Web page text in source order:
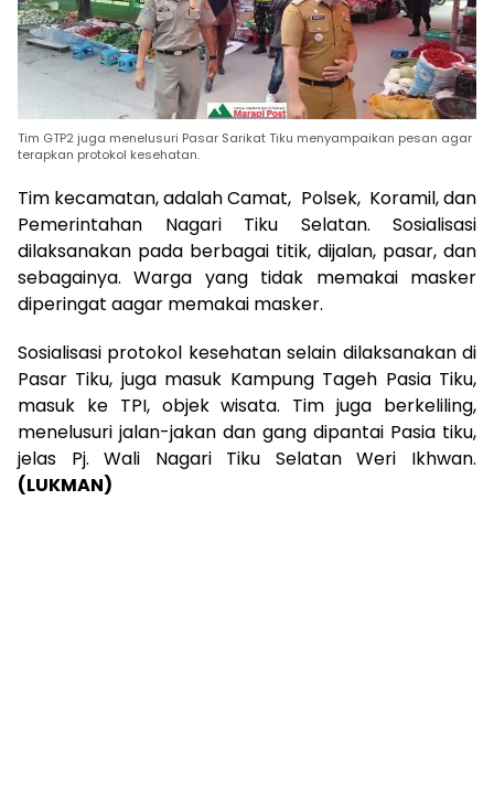
Tim GTP2 juga menelusuri Pasar Sarikat Tiku menyampaikan pesan agar
terapkan protokol kesehatan.
Tim kecamatan, adalah Camat, Polsek, Koramil, dan
Pemerintahan Nagari Tiku Selatan. Sosialisasi
dilaksanakan pada berbagai titik, dijalan, pasar, dan
sebagainya. Warga yang tidak memakai masker
diperingat aagar memakai masker.
Sosialisasi protokol kesehatan selain dilaksanakan di
Pasar Tiku, juga masuk Kampung Tageh Pasia Tiku,
masuk ke TPI, objek wisata. Tim juga berkeliling,
menelusuri jalan-jakan dan gang dipantai Pasia tiku,
jelas Pj. Wali Nagari Tiku Selatan Weri Ikhwan.
(LUKMAN)